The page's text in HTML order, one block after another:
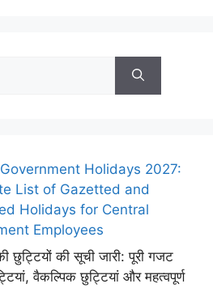
Holidays 2027:
List of Gazetted and
Holidays for Central
Employees
की सूची जारी: पूरी गजट
वैकल्पिक छुट्टियां और महत्वपूर्ण